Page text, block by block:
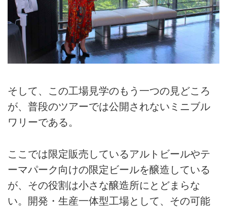
そして、この工場見学のもう一つの見どころ
が、普段のツアーでは公開されないミニブル
ワリーである。
ここでは限定販売しているアルトビールやテ
ーマパーク向けの限定ビールを醸造している
が、その役割は小さな醸造所にとどまらな
い。開発・生産一体型工場として、その可能